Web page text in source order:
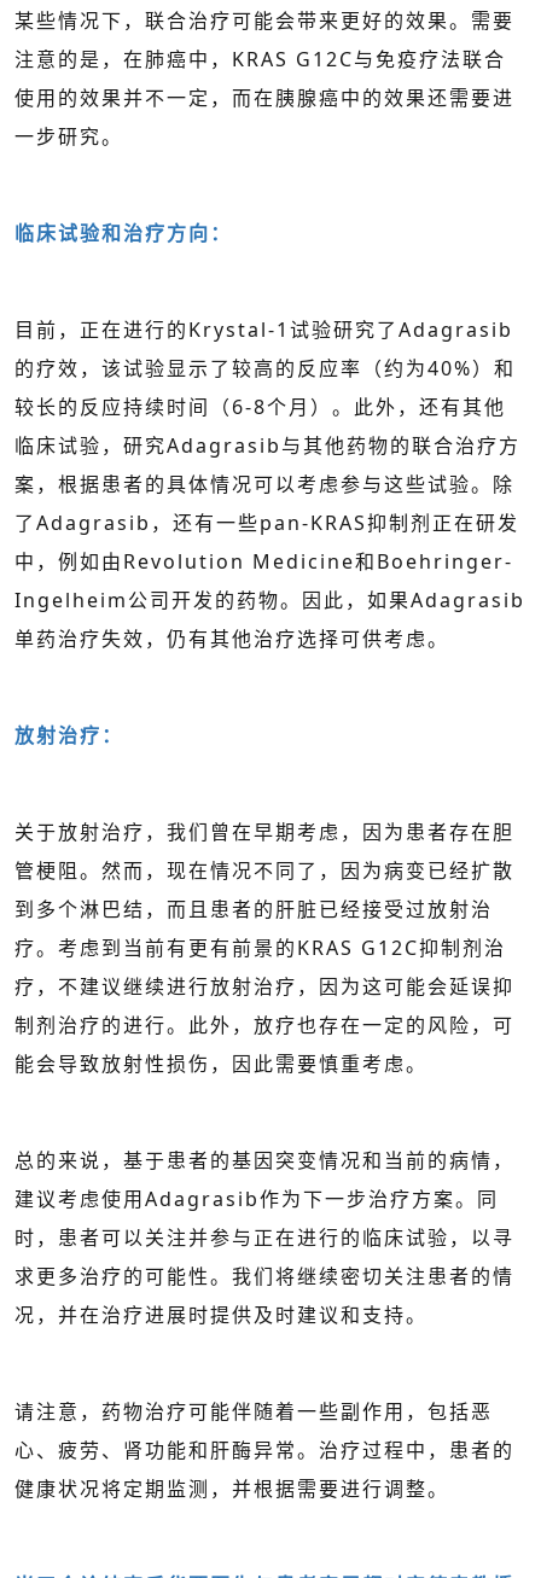
某些情况下，联合治疗可能会带来更好的效果。需要
注意的是，在肺癌中，KRAS G12C与免疫疗法联合
使用的效果并不一定，而在胰腺癌中的效果还需要进
一步研究。
临床试验和治疗方向：
目前，正在进行的Krystal-1试验研究了Adagrasib
的疗效，该试验显示了较高的反应率（约为40%）和
较长的反应持续时间（6-8个月）。此外，还有其他
临床试验，研究Adagrasib与其他药物的联合治疗方
案，根据患者的具体情况可以考虑参与这些试验。除
了Adagrasib，还有一些pan-KRAS抑制剂正在研发
中，例如由Revolution Medicine和Boehringer-
Ingelheim公司开发的药物。因此，如果Adagrasib
单药治疗失效，仍有其他治疗选择可供考虑。
放射治疗：
关于放射治疗，我们曾在早期考虑，因为患者存在胆
管梗阻。然而，现在情况不同了，因为病变已经扩散
到多个淋巴结，而且患者的肝脏已经接受过放射治
疗。考虑到当前有更有前景的KRAS G12C抑制剂治
疗，不建议继续进行放射治疗，因为这可能会延误抑
制剂治疗的进行。此外，放疗也存在一定的风险，可
能会导致放射性损伤，因此需要慎重考虑。
总的来说，基于患者的基因突变情况和当前的病情，
建议考虑使用Adagrasib作为下一步治疗方案。同
时，患者可以关注并参与正在进行的临床试验，以寻
求更多治疗的可能性。我们将继续密切关注患者的情
况，并在治疗进展时提供及时建议和支持。
请注意，药物治疗可能伴随着一些副作用，包括恶
心、疲劳、肾功能和肝酶异常。治疗过程中，患者的
健康状况将定期监测，并根据需要进行调整。